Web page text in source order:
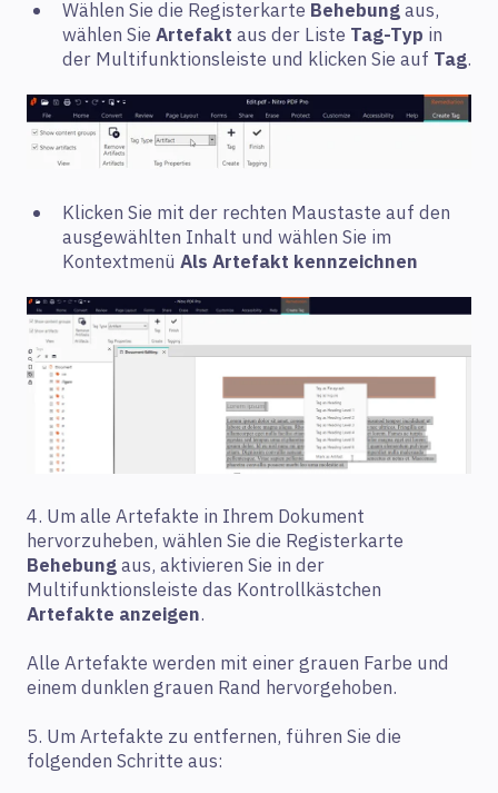
Wählen Sie die Registerkarte Behebungaus,
wählen Sie Artefakt aus der Liste Tag-Typ in
der Multifunktionsleiste und klicken Sie auf Tag.
Klicken Sie mit der rechten Maustaste auf den
ausgewählten Inhalt und wählen Sie im
Kontextmenü Als Artefakt kennzeichnen
4. Um alle Artefakte in Ihrem Dokument
hervorzuheben, wählen Sie die Registerkarte
Behebungaus, aktivieren Sie in der
Multifunktionsleiste das Kontrollkästchen
Artefakte anzeigen.
Alle Artefakte werden mit einer grauen Farbe und
einem dunklen grauen Rand hervorgehoben.
5. Um Artefakte zu entfernen, führen Sie die
folgenden Schritte aus: